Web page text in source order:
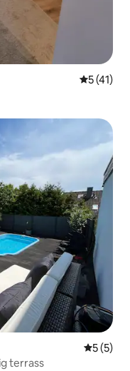
5 av 5 i
5 (41)
5 av 5 i
5 (5)
terrass